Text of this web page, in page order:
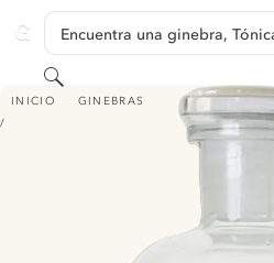
GINVENTORY
Encuentra una ginebra, Tónica, …
Buscar
INICIO GINEBRAS
SPRING GIN MÉDITERRANÉE